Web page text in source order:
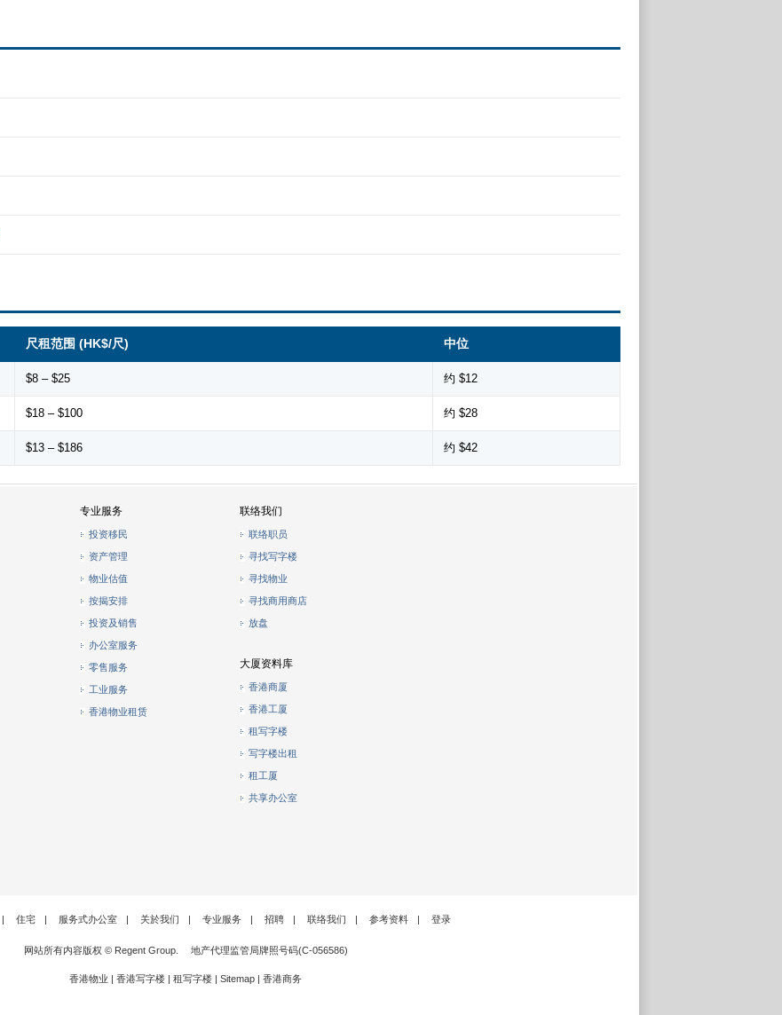
尺租范围 (HK$/尺) 中位
$8 – $25 约 $12
$18 – $100 约 $28
$13 – $186 约 $42
专业服务
投资移民
资产管理
物业估值
按揭安排
投资及销售
办公室服务
零售服务
工业服务
香港物业租赁
联络我们
联络职员
寻找写字楼
寻找物业
寻找商用商店
放盘
大厦资料库
香港商厦
香港工厦
租写字楼
写字楼出租
租工厦
共享办公室
| 住宅 | 服务式办公室 | 关於我们 | 专业服务 | 招聘 | 联络我们 | 参考资料 | 登录
网站所有内容版权 © Regent Group. 地产代理监管局牌照号码(C-056586)
香港物业 | 香港写字楼 | 租写字楼 | Sitemap | 香港商务